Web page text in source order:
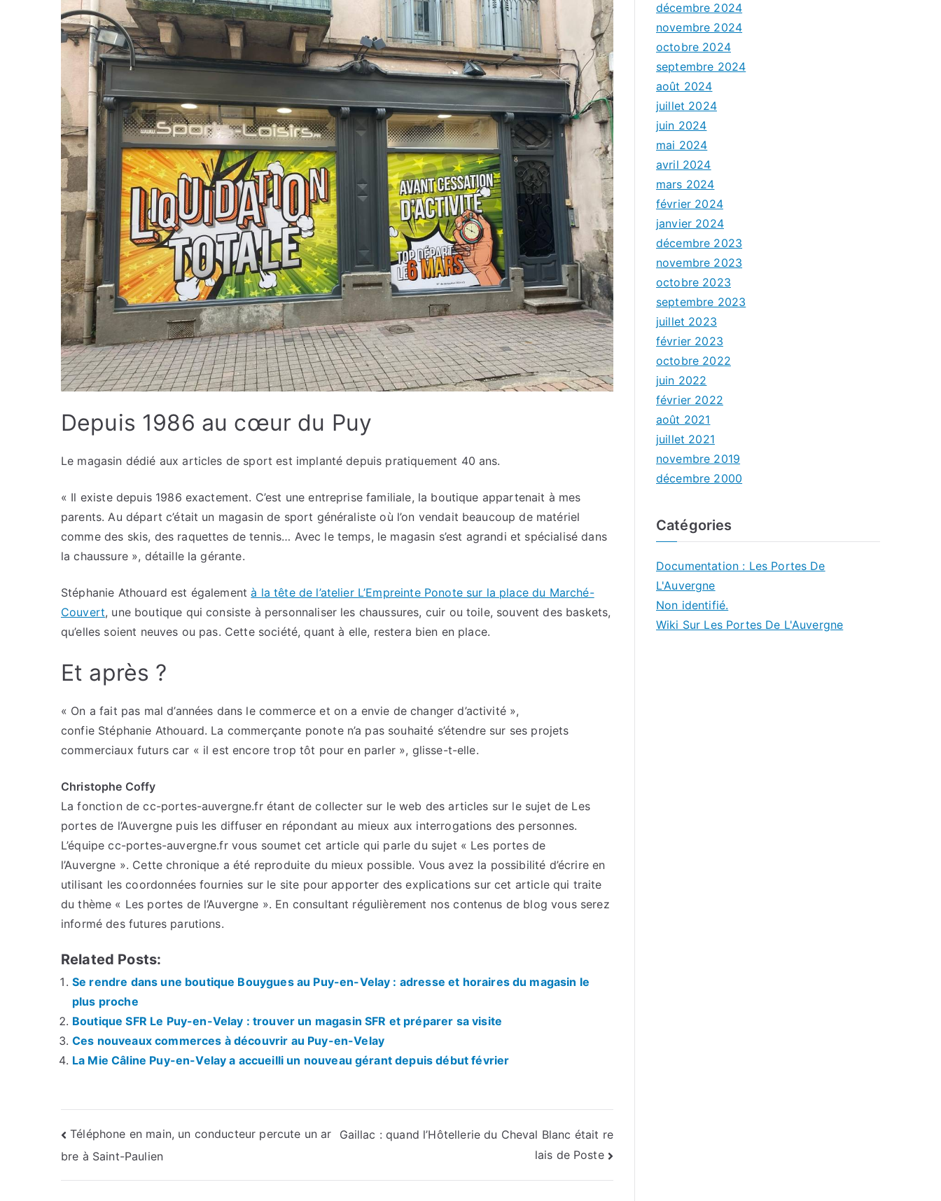
Depuis 1986 au cœur du Puy
Le magasin dédié aux articles de sport est implanté depuis pratiquement 40 ans.
« Il existe depuis 1986 exactement. C’est une entreprise familiale, la boutique appartenait à mes
parents. Au départ c’était un magasin de sport généraliste où l’on vendait beaucoup de matériel
comme des skis, des raquettes de tennis… Avec le temps, le magasin s’est agrandi et spécialisé dans
la chaussure », détaille la gérante.
Stéphanie Athouard est égalementà la tête de l’atelier L’Empreinte Ponote sur la place du Marché-
Couvert, une boutique qui consiste à personnaliser les chaussures, cuir ou toile, souvent des baskets,
qu’elles soient neuves ou pas. Cette société, quant à elle, restera bien en place.
Et après ?
« On a fait pas mal d’années dans le commerce et on a envie de changer d’activité »,
confie Stéphanie Athouard. La commerçante ponote n’a pas souhaité s’étendre sur ses projets
commerciaux futurs car « il est encore trop tôt pour en parler », glisse-t-elle.
Christophe Coffy
La fonction de cc-portes-auvergne.fr étant de collecter sur le web des articles sur le sujet de Les
portes de l’Auvergne puis les diffuser en répondant au mieux aux interrogations des personnes.
L’équipe cc-portes-auvergne.fr vous soumet cet article qui parle du sujet « Les portes de
l’Auvergne ». Cette chronique a été reproduite du mieux possible. Vous avez la possibilité d’écrire en
utilisant les coordonnées fournies sur le site pour apporter des explications sur cet article qui traite
du thème « Les portes de l’Auvergne ». En consultant régulièrement nos contenus de blog vous serez
informé des futures parutions.
Related Posts:
Se rendre dans une boutique Bouygues au Puy-en-Velay : adresse et horaires du magasin le
plus proche
Boutique SFR Le Puy-en-Velay : trouver un magasin SFR et préparer sa visite
Ces nouveaux commerces à découvrir au Puy-en-Velay
La Mie Câline Puy-en-Velay a accueilli un nouveau gérant depuis début février
Navigation
de
Téléphone en main, un conducteur percute un ar
bre à Saint-Paulien
Gaillac : quand l’Hôtellerie du Cheval Blanc était re
lais de Poste
décembre 2024
novembre 2024
octobre 2024
septembre 2024
août 2024
juillet 2024
juin 2024
mai 2024
avril 2024
mars 2024
février 2024
janvier 2024
décembre 2023
novembre 2023
octobre 2023
septembre 2023
juillet 2023
février 2023
octobre 2022
juin 2022
février 2022
août 2021
juillet 2021
novembre 2019
décembre 2000
Catégories
Documentation : Les Portes De
L'Auvergne
Non identifié.
Wiki Sur Les Portes De L'Auvergne